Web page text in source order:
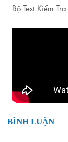
Bộ Test Kiểm
BÌNH LUẬN